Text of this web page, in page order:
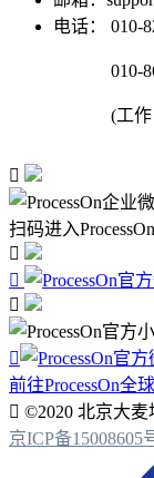
电话：
010-
010-
(工作

扫码进入




前往ProcessOn全
 ©2020 北京大麦
京ICP备15008605